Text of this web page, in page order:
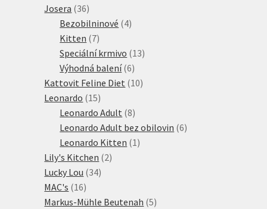
Josera 3636
produktů
Bezobilninové 44
Kitten 77
produktů
Speciální krmivo 1313
Výhodná balení 66
produktů
Kattovit Feline Diet 1010
Leonardo 1515
produktů
Leonardo Adult 88
produktů
Leonardo Adult bez obilovin 66
Leonardo Kitten 1 1
Lily's Kitchen 22
Lucky Lou 3434
MAC's 1616
produktů
Markus-Mühle Beutenah 55